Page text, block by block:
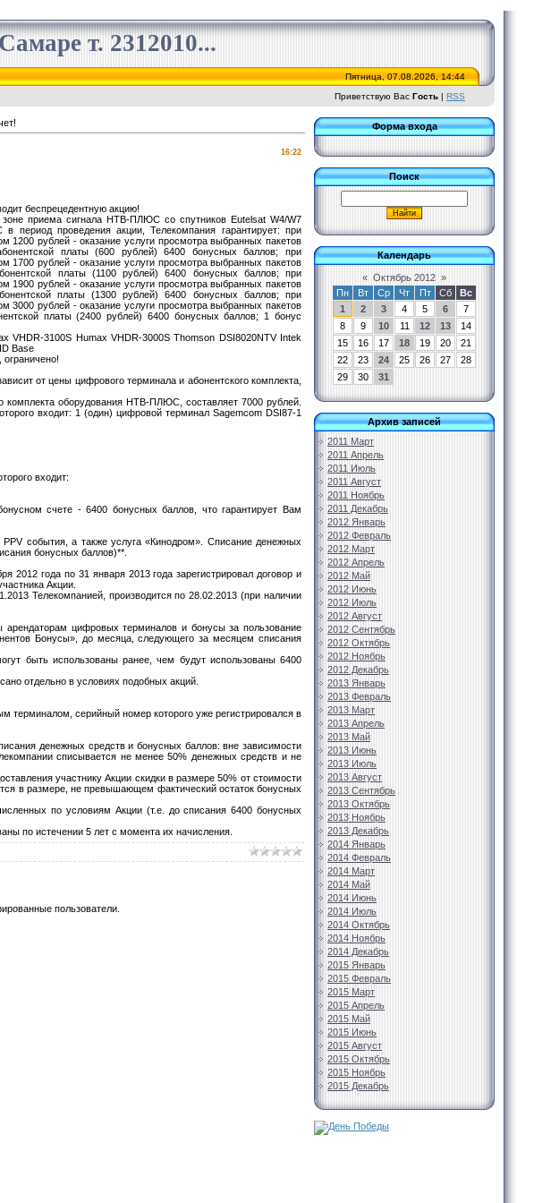
т. 2312010...
Пятница, 07.08.2026, 14:44
Приветствую Вас Гость | RSS
16:22
беспрецедентную акцию!
приема сигнала НТВ-ПЛЮС со спутников Eutelsat W4/W7
проведения акции, Телекомпания гарантирует: при
1200 рублей - оказание услуги просмотра выбранных пакетов
платы (600 рублей) 6400 бонусных баллов; при
1700 рублей - оказание услуги просмотра выбранных пакетов
платы (1100 рублей) 6400 бонусных баллов; при
1900 рублей - оказание услуги просмотра выбранных пакетов
платы (1300 рублей) 6400 бонусных баллов; при
3000 рублей - оказание услуги просмотра выбранных пакетов
платы (2400 рублей) 6400 бонусных баллов; 1 бонус
3100S Humax VHDR-3000S Thomson DSI8020NTV Intek
Base
ограничено!
от цены цифрового терминала и абонентского комплекта,
оборудования НТВ-ПЛЮС, составляет 7000 рублей.
входит: 1 (один) цифровой терминал Sagemcom DSI87-1
входит:
счете - 6400 бонусных баллов, что гарантирует Вам
события, а также услуга «Кинодром». Списание денежных
бонусных баллов)**.
2012 года по 31 января 2013 года зарегистрировал договор и
Акции.
Телекомпанией, производится по 28.02.2013 (при наличии
цифровых терминалов и бонусы за пользование
Бонусы», до месяца, следующего за месяцем списания
быть использованы ранее, чем будут использованы 6400
отдельно в условиях подобных акций.
терминалом, серийный номер которого уже регистрировался в
денежных средств и бонусных баллов: вне зависимости
списывается не менее 50% денежных средств и не
участнику Акции скидки в размере 50% от стоимости
в размере, не превышающем фактический остаток бонусных
по условиям Акции (т.е. до списания 6400 бонусных
по истечении 5 лет с момента их начисления.
пользователи.
Форма входа
Поиск
Календарь
« Октябрь 2012 »
Пн
Вт Ср Чт Пт Сб
Вс
1
2 3 4 5 6
7
8
9 10 11 12 13
14
15
16 17 18 19 20
21
22
23 24 25 26 27
28
29
30 31
Архив записей
2011 Март
2011 Апрель
2011 Июль
2011 Август
2011 Ноябрь
2011 Декабрь
2012 Январь
2012 Февраль
2012 Март
2012 Апрель
2012 Май
2012 Июнь
2012 Июль
2012 Август
2012 Сентябрь
2012 Октябрь
2012 Ноябрь
2012 Декабрь
2013 Январь
2013 Февраль
2013 Март
2013 Апрель
2013 Май
2013 Июнь
2013 Июль
2013 Август
2013 Сентябрь
2013 Октябрь
2013 Ноябрь
2013 Декабрь
2014 Январь
2014 Февраль
2014 Март
2014 Май
2014 Июнь
2014 Июль
2014 Октябрь
2014 Ноябрь
2014 Декабрь
2015 Январь
2015 Февраль
2015 Март
2015 Апрель
2015 Май
2015 Июнь
2015 Август
2015 Октябрь
2015 Ноябрь
2015 Декабрь